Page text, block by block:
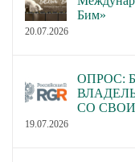
Бим»
20.07.2026
ОПРОС:
СО
19.07.2026